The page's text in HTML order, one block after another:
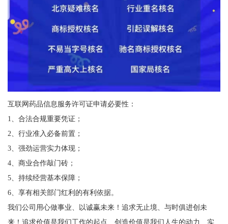
互联网药品信息服务许可证申请必要性：
1、合法合规重要凭证；
2、行业准入必备前置；
3、强劲运营实力体现；
4、商业合作敲门砖；
5、持续经营基本保障；
6、享有相关部门红利的有利依据。
我们公司用心做事业、以诚赢未来！追求无止境、与时俱进创未
来！追求价值是我们工作的起点、创造价值是我们人生的动力、实